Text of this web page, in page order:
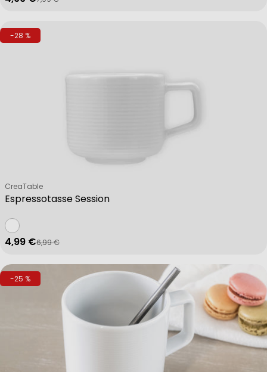
-28 %
Espressotasse Session
Verkäufer:
CreaTable
Verkaufspreis
4,99 €
Regulärer Preis
6,99 €
-25 %